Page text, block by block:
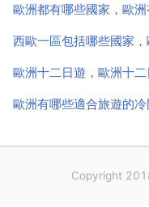
歐洲都有哪些國家，歐
西歐一區包括哪些國家
歐洲十二日遊，歐洲十
歐洲有哪些適合旅遊的
Copyright